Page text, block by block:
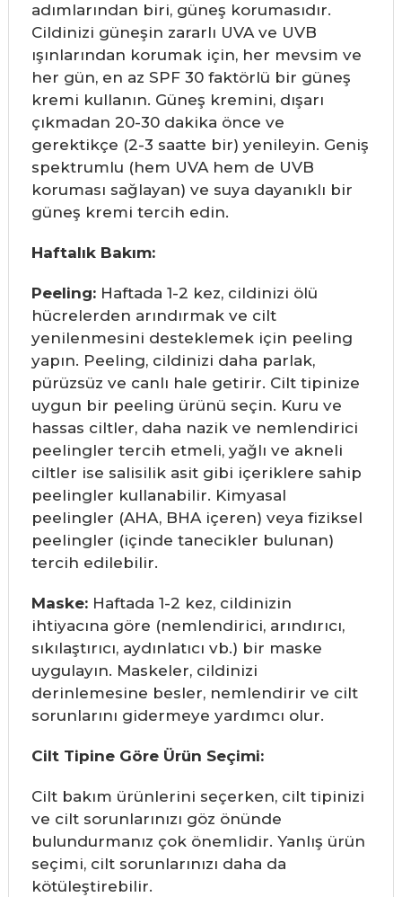
adımlarından biri, güneş korumasıdır.
Cildinizi güneşin zararlı UVA ve UVB
ışınlarından korumak için, her mevsim ve
her gün, en az SPF 30 faktörlü bir güneş
kremi kullanın. Güneş kremini, dışarı
çıkmadan 20-30 dakika önce ve
gerektikçe (2-3 saatte bir) yenileyin. Geniş
spektrumlu (hem UVA hem de UVB
koruması sağlayan) ve suya dayanıklı bir
güneş kremi tercih edin.
Haftalık Bakım:
Peeling:Haftada 1-2 kez, cildinizi ölü
hücrelerden arındırmak ve cilt
yenilenmesini desteklemek için peeling
yapın. Peeling, cildinizi daha parlak,
pürüzsüz ve canlı hale getirir. Cilt tipinize
uygun bir peeling ürünü seçin. Kuru ve
hassas ciltler, daha nazik ve nemlendirici
peelingler tercih etmeli, yağlı ve akneli
ciltler ise salisilik asit gibi içeriklere sahip
peelingler kullanabilir. Kimyasal
peelingler (AHA, BHA içeren) veya fiziksel
peelingler (içinde tanecikler bulunan)
tercih edilebilir.
Maske:Haftada 1-2 kez, cildinizin
ihtiyacına göre (nemlendirici, arındırıcı,
sıkılaştırıcı, aydınlatıcı vb.) bir maske
uygulayın. Maskeler, cildinizi
derinlemesine besler, nemlendirir ve cilt
sorunlarını gidermeye yardımcı olur.
Cilt Tipine Göre Ürün Seçimi:
Cilt bakım ürünlerini seçerken, cilt tipinizi
ve cilt sorunlarınızı göz önünde
bulundurmanız çok önemlidir. Yanlış ürün
seçimi, cilt sorunlarınızı daha da
kötüleştirebilir.